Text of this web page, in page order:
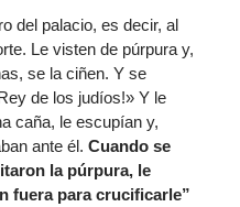
del palacio, es decir, al
Le visten de púrpura y,
se la ciñen. Y se
de los judíos!» Y le
caña, le escupían y,
ante él. Cuando se
la púrpura, le
fuera para crucificarle”